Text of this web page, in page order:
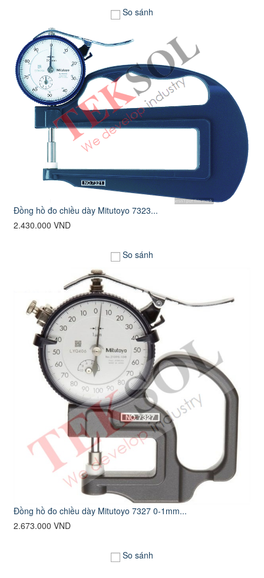
So sánh
Đồng hồ đo chiều dày Mitutoyo 7323...
2.430.000 VND
So sánh
Đồng hồ đo chiều dày Mitutoyo 7327 0-1mm...
2.673.000 VND
So sánh